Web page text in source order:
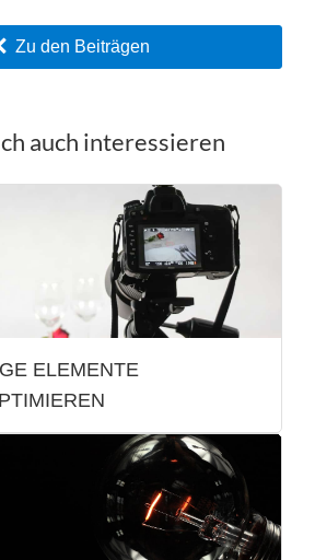
Zu den Beiträgen
auch interessieren
ELEMENTE